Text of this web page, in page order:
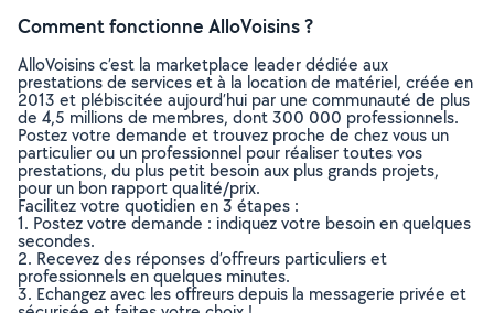
Comment fonctionne AlloVoisins ?
AlloVoisins c’est la marketplace leader dédiée aux
prestations de services et à la location de matériel, créée en
2013 et plébiscitée aujourd’hui par une communauté de plus
de 4,5 millions de membres, dont 300 000 professionnels.
Postez votre demande et trouvez proche de chez vous un
particulier ou un professionnel pour réaliser toutes vos
prestations, du plus petit besoin aux plus grands projets,
pour un bon rapport qualité/prix.
Facilitez votre quotidien en 3 étapes :
1. Postez votre demande : indiquez votre besoin en quelques
secondes.
2. Recevez des réponses d’offreurs particuliers et
professionnels en quelques minutes.
3. Echangez avec les offreurs depuis la messagerie privée et